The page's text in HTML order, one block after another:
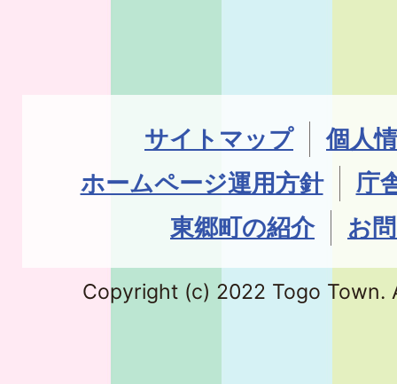
サイトマップ
個人
ホームページ運用方針
庁
東郷町の紹介
お
Copyright (c) 2022 Togo Town.